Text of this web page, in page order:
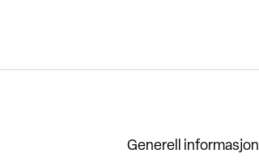
Generell informasjon